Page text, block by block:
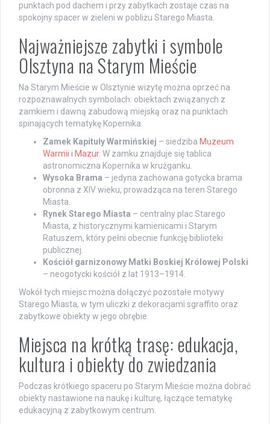
punktach pod dachem i przy zabytkach zostaje czas na
spokojny spacer w zieleni w pobliżu Starego Miasta.
Najważniejsze zabytki i symbole
Olsztyna na Starym Mieście
Na Starym Mieście w Olsztynie wizytę można oprzeć na
rozpoznawalnych symbolach: obiektach związanych z
zamkiem i dawną zabudową miejską oraz na punktach
spinających tematykę Kopernika.
Zamek Kapituły Warmińskiej – siedziba Muzeum
Warmii i Mazur. W zamku znajduje się tablica
astronomiczna Kopernika w krużganku.
Wysoka Brama – jedyna zachowana gotycka brama
obronna z XIV wieku, prowadząca na teren Starego
Miasta.
Rynek Starego Miasta – centralny plac Starego
Miasta, z historycznymi kamienicami i Starym
Ratuszem, który pełni obecnie funkcję biblioteki
publicznej.
Kościół garnizonowy Matki Boskiej Królowej Polski
– neogotycki kościół z lat 1913–1914.
Wokół tych miejsc można dołączyć pozostałe motywy
Starego Miasta, w tym uliczki z dekoracjami sgraffito oraz
zabytkowe obiekty w jego obrębie.
Miejsca na krótką trasę: edukacja,
kultura i obiekty do zwiedzania
Podczas krótkiego spaceru po Starym Mieście można dobrać
obiekty nastawione na naukę i kulturę, łączące tematykę
edukacyjną z zabytkowym centrum.